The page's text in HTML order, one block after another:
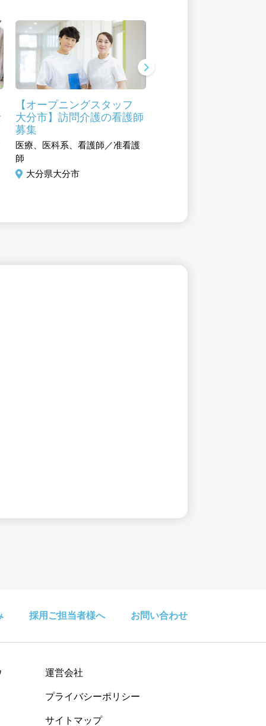
【オープニングスタッフ
大分市】訪問介護の看護師
募集
医療、医科系、看護師／准看護
師
大分県大分市
採用ご担当者様へ お問い合わせ
運営会社
プライバシーポリシー
サイトマップ